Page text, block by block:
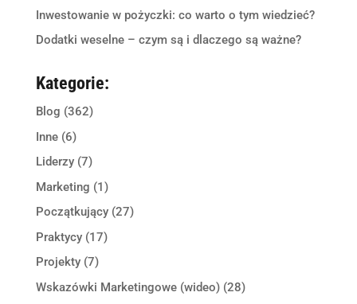
Inwestowanie w pożyczki: co warto o tym wiedzieć?
Dodatki weselne – czym są i dlaczego są ważne?
Kategorie:
Blog (362)
Inne(6)
Liderzy(7)
Marketing (1)
Początkujący(27)
Praktycy(17)
Projekty(7)
Wskazówki Marketingowe (wideo)(28)